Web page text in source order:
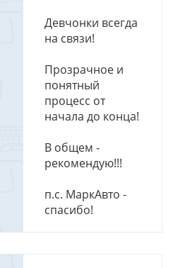
Девчонки всегда
на связи!
Прозрачное и
понятный
процесс от
начала до конца!
В общем -
рекомендую!!!
п.с. МаркАвто -
спасибо!